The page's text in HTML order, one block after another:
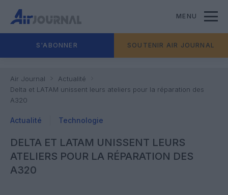
MENU
S'ABONNER SOUTENIR AIR JOURNAL
Air Journal
Actualité
Delta et LATAM unissent leurs ateliers pour la réparation des
A320
Actualité Technologie
DELTA ET LATAM UNISSENT LEURS
ATELIERS POUR LA RÉPARATION DES
A320